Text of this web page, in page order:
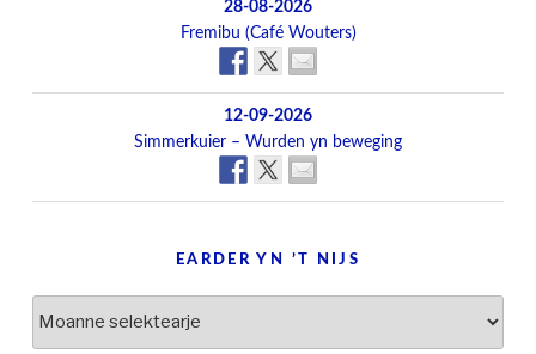
28-08-2026
Fremibu (Café Wouters)
12-09-2026
Simmerkuier – Wurden yn beweging
EARDER YN ’T NIJS
yn